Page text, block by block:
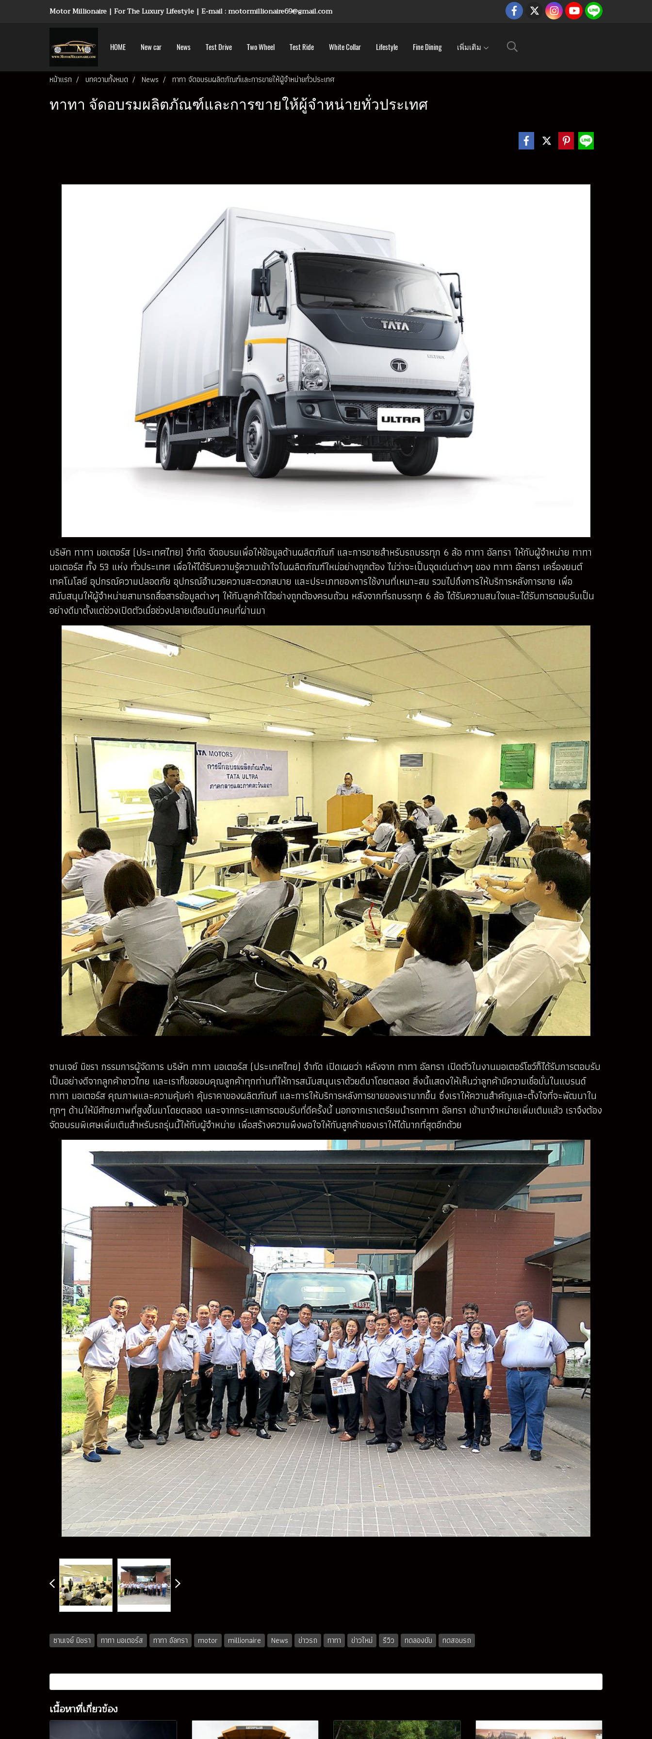
Motor Millionaire | For The Luxury Lifestyle | E-mail : motormillionaire69@gmail.com
HOME New car News Test Drive Two Wheel Test Ride White Collar Lifestyle Fine Dining เพิ่มเติม
หน้าแรก บทความทั้งหมด News ทาทา จัดอบรมผลิตภัณฑ์และการขายให้ผู้จำหน่ายทั่วประเทศ
ทาทา จัดอบรมผลิตภัณฑ์และการขายให้ผู้จำหน่ายทั่วประเทศ
บริษัท ทาทา มอเตอร์ส (ประเทศไทย) จำกัด จัดอบรมเพื่อให้ข้อมูลด้านผลิตภัณฑ์ และการขายสำหรับรถบรรทุก 6 ล้อ ทาทา อัลทรา ให้กับผู้จำหน่าย ทาทา
มอเตอร์ส ทั้ง 53 แห่ง ทั่วประเทศ เพื่อให้ได้รับความรู้ความเข้าใจในผลิตภัณฑ์ใหม่อย่างถูกต้อง ไม่ว่าจะเป็นจุดเด่นต่างๆ ของ ทาทา อัลทรา เครื่องยนต์
เทคโนโลยี อุปกรณ์ความปลอดภัย อุปกรณ์อำนวยความสะดวกสบาย และประเภทของการใช้งานที่เหมาะสม รวมไปถึงการให้บริการหลังการขาย เพื่อ
สนับสนุนให้ผู้จำหน่ายสามารถสื่อสารข้อมูลต่างๆ ให้กับลูกค้าได้อย่างถูกต้องครบถ้วน หลังจากที่รถบรรทุก 6 ล้อ ได้รับความสนใจและได้รับการตอบรับเป็น
อย่างดีมาตั้งแต่ช่วงเปิดตัวเมื่อช่วงปลายเดือนมีนาคมที่ผ่านมา
ซานเจย์ มิชรา กรรมการผู้จัดการ บริษัท ทาทา มอเตอร์ส (ประเทศไทย) จำกัด เปิดเผยว่า หลังจาก ทาทา อัลทรา เปิดตัวในงานมอเตอร์โชว์ก็ได้รับการตอบรับ
เป็นอย่างดีจากลูกค้าชาวไทย และเราก็ขอขอบคุณลูกค้าทุกท่านที่ให้การสนับสนุนเราด้วยดีมาโดยตลอด สิ่งนี้แสดงให้เห็นว่าลูกค้ามีความเชื่อมั่นในแบรนด์
ทาทา มอเตอร์ส คุณภาพและความคุ้มค่า คุ้มราคาของผลิตภัณฑ์ และการให้บริการหลังการขายของเรามากขึ้น ซึ่งเราให้ความสำคัญและตั้งใจที่จะพัฒนาใน
ทุกๆ ด้านให้มีศักยภาพที่สูงขึ้นมาโดยตลอด และจากกระแสการตอบรับที่ดีครั้งนี้ นอกจากเราเตรียมนำรถทาทา อัลทรา เข้ามาจำหน่ายเพิ่มเติมแล้ว เราจึงต้อง
จัดอบรมพิเศษเพิ่มเติมสำหรับรถรุ่นนี้ให้กับผู้จำหน่าย เพื่อสร้างความพึงพอใจให้กับลูกค้าของเราให้ได้มากที่สุดอีกด้วย
ซานเจย์ มิชรา ทาทา มอเตอร์ส ทาทา อัลทรา motor millionaire News ข่าวรถ ทาทา ข่าวใหม่ รีวิว ทดลองขับ ทดสอบรถ
เนื้อหาที่เกี่ยวข้อง